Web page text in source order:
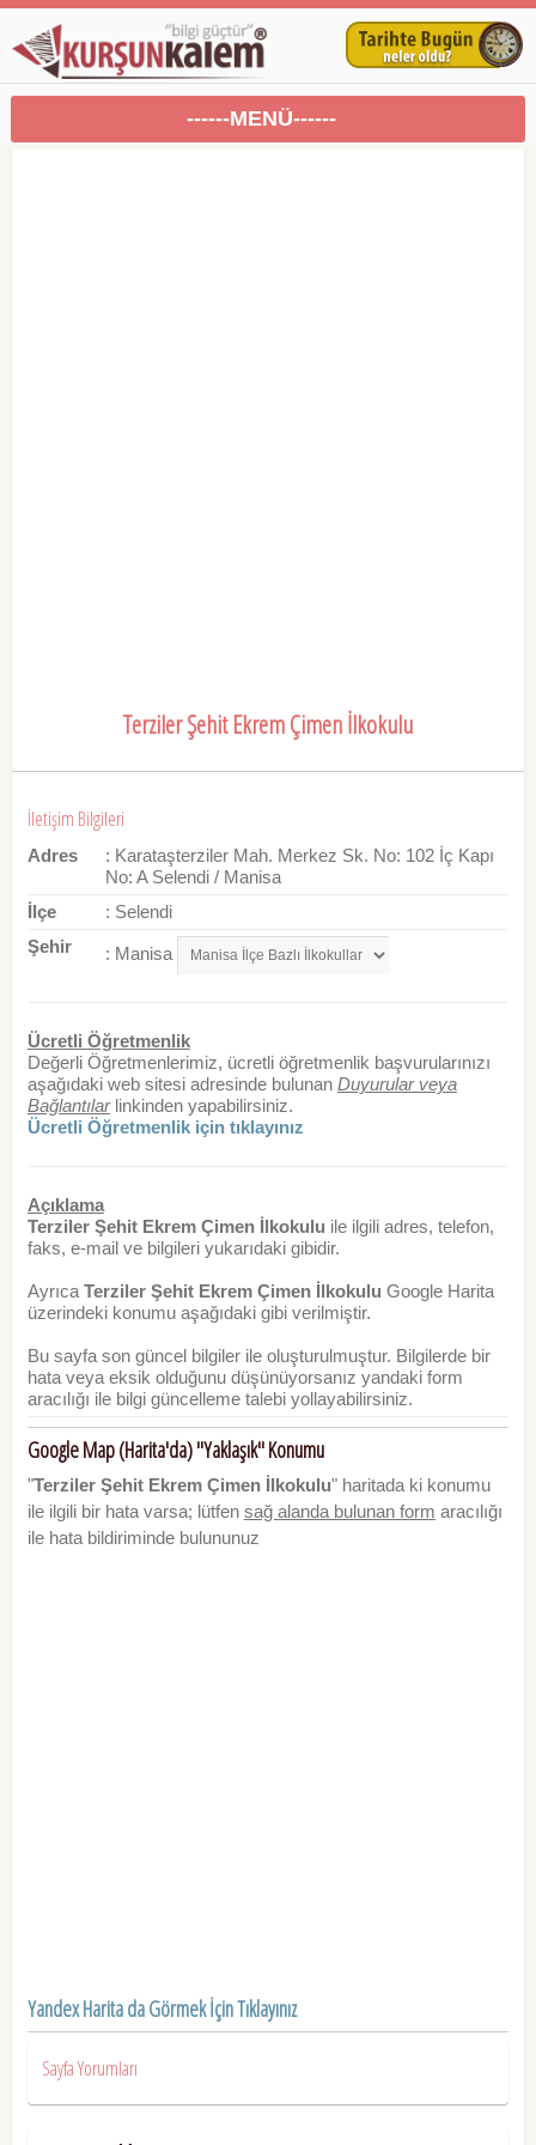
------MENÜ------
Terziler Şehit Ekrem Çimen İlkokulu
İletişim Bilgileri
Adres
: Karataşterziler Mah. Merkez Sk. No: 102 İç Kapı
No: A Selendi / Manisa
İlçe
: Selendi
Şehir
: Manisa
Ücretli Öğretmenlik
Değerli Öğretmenlerimiz, ücretli öğretmenlik başvurularınızı
aşağıdaki web sitesi adresinde bulunan Duyurular veya
Bağlantılarlinkinden yapabilirsiniz.
Ücretli Öğretmenlik için tıklayınız
Açıklama
Terziler Şehit Ekrem Çimen İlkokulu ile ilgili adres, telefon,
faks, e-mail ve bilgileri yukarıdaki gibidir.
AyrıcaTerziler Şehit Ekrem Çimen İlkokulu Google Harita
üzerindeki konumu aşağıdaki gibi verilmiştir.
Bu sayfa son güncel bilgiler ile oluşturulmuştur. Bilgilerde bir
hata veya eksik olduğunu düşünüyorsanız yandaki form
aracılığı ile bilgi güncelleme talebi yollayabilirsiniz.
Google Map (Harita'da) "Yaklaşık" Konumu
"Terziler Şehit Ekrem Çimen İlkokulu" haritada ki konumu
ile ilgili bir hata varsa; lütfen sağ alanda bulunan form aracılığı
ile hata bildiriminde bulununuz
Yandex Harita da Görmek İçin Tıklayınız
Sayfa Yorumları